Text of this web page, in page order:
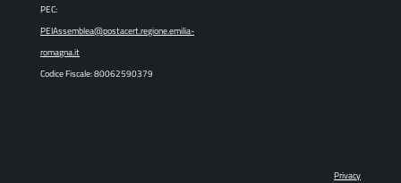
PEC:
PEIAssemblea@postacert.regione.emilia-
romagna.it
Codice Fiscale: 80062590379
Privacy